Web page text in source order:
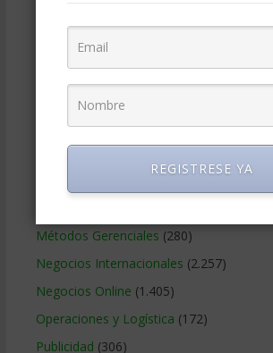
Estrategia Empresarial
Finanzas Corporativas(748)
Gerencia social y ambiental
Gobierno Corporativo(11)
(125)
Métodos Gerenciales (280)
Negocios Internacionales (2.257)
Negocios Online (1.405)
Operaciones y Logística (172)
Publicidad (306)
REGISTRESE YA